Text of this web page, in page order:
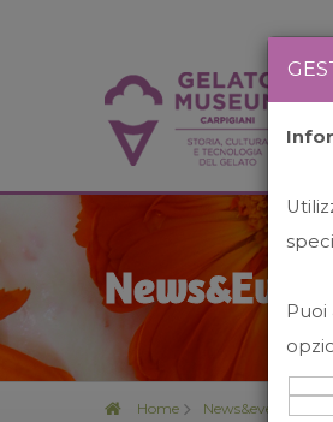
News&Events
Home News&events